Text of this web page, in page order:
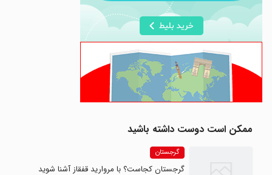
ممکن است دوست داشته باشید
گرجستان
گرجستان کجاست؟ با مروارید قفقاز آشنا شوید